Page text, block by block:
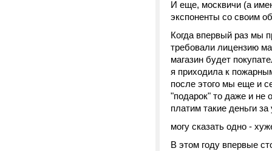
И еще, москвичи (а
экспоненты со своим
Когда впервый раз мы
требовали лицензию
магазин будет
я приходила к
после этого мы еще и
"подарок" то даже и не
платим такие деньги
могу сказать одно -
В этом году впервые